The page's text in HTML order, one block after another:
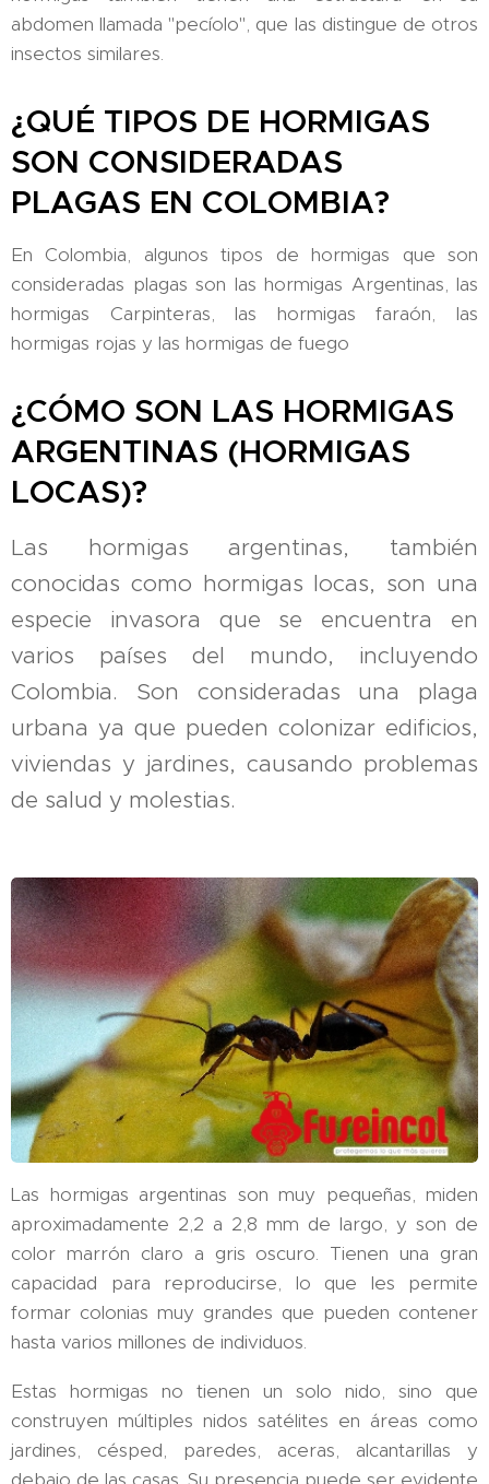
abdomen llamada "pecíolo", que las distingue de otros
insectos similares.
¿QUÉ TIPOS DE HORMIGAS
SON CONSIDERADAS
PLAGAS EN COLOMBIA?
En Colombia, algunos tipos de hormigas que son
consideradas plagas son las hormigas Argentinas, las
hormigas Carpinteras, las hormigas faraón, las
hormigas rojas y las hormigas de fuego
¿CÓMO SON LAS HORMIGAS
ARGENTINAS (HORMIGAS
LOCAS)?
Las hormigas argentinas, también
conocidas como hormigas locas, son una
especie invasora que se encuentra en
varios países del mundo, incluyendo
Colombia. Son consideradas una plaga
urbana ya que pueden colonizar edificios,
viviendas y jardines, causando problemas
de salud y molestias.
Las hormigas argentinas son muy pequeñas, miden
aproximadamente 2,2 a 2,8 mm de largo, y son de
color marrón claro a gris oscuro. Tienen una gran
capacidad para reproducirse, lo que les permite
formar colonias muy grandes que pueden contener
hasta varios millones de individuos.
Estas hormigas no tienen un solo nido, sino que
construyen múltiples nidos satélites en áreas como
jardines, césped, paredes, aceras, alcantarillas y